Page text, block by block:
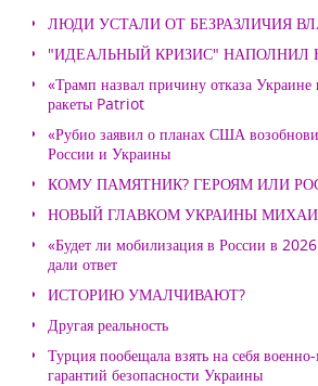
ЛЮДИ УСТАЛИ ОТ БЕЗРАЗЛИЧИЯ
"ИДЕАЛЬНЫЙ КРИЗИС"
«Трамп назвал причину отказа
ракеты Patriot
«Рубио заявил о планах США
России и Украины
КОМУ ПАМЯТНИК? ГЕРОЯМ ИЛИ
НОВЫЙ ГЛАВКОМ УКРАИНЫ
«Будет ли мобилизация в России в
дали ответ
ИСТОРИЮ УМАЛЧИВАЮТ?
Другая реальность
Турция пообещала взять на себя
гарантий безопасности Украины